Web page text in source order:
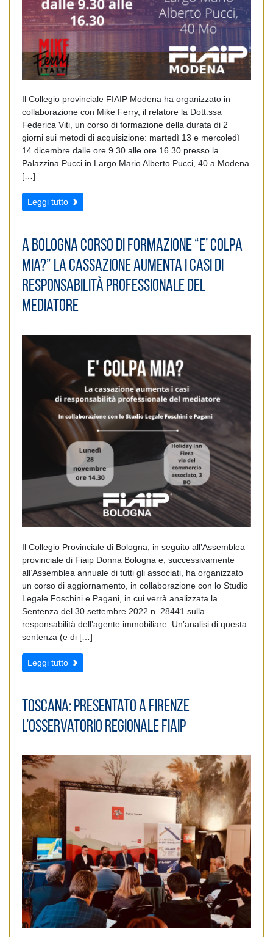
Il Collegio provinciale FIAIP Modena ha organizzato in
collaborazione con Mike Ferry, il relatore la Dott.ssa
Federica Viti, un corso di formazione della durata di 2
giorni sui metodi di acquisizione: martedì 13 e mercoledì
14 dicembre dalle ore 9.30 alle ore 16.30 presso la
Palazzina Pucci in Largo Mario Alberto Pucci, 40 a Modena
[…]
Leggi tutto
A Bologna corso di formazione “E’ Colpa
Mia?” La Cassazione aumenta i casi di
responsabilità professionale del
mediatore
Il Collegio Provinciale di Bologna, in seguito all’Assemblea
provinciale di Fiaip Donna Bologna e, successivamente
all’Assemblea annuale di tutti gli associati, ha organizzato
un corso di aggiornamento, in collaborazione con lo Studio
Legale Foschini e Pagani, in cui verrà analizzata la
Sentenza del 30 settembre 2022 n. 28441 sulla
responsabilità dell’agente immobiliare. Un’analisi di questa
sentenza (e di […]
Leggi tutto
Toscana: Presentato a Firenze
l’Osservatorio regionale Fiaip